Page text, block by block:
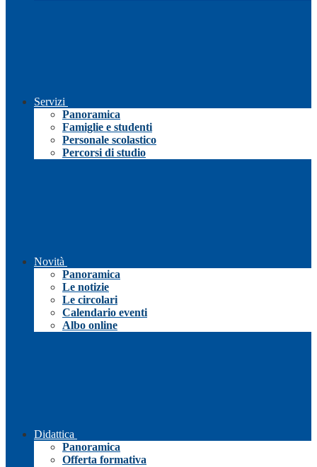
Servizi
Panoramica
Famiglie e studenti
Personale scolastico
Percorsi di studio
Novità
Panoramica
Le notizie
Le circolari
Calendario eventi
Albo online
Didattica
Panoramica
Offerta formativa